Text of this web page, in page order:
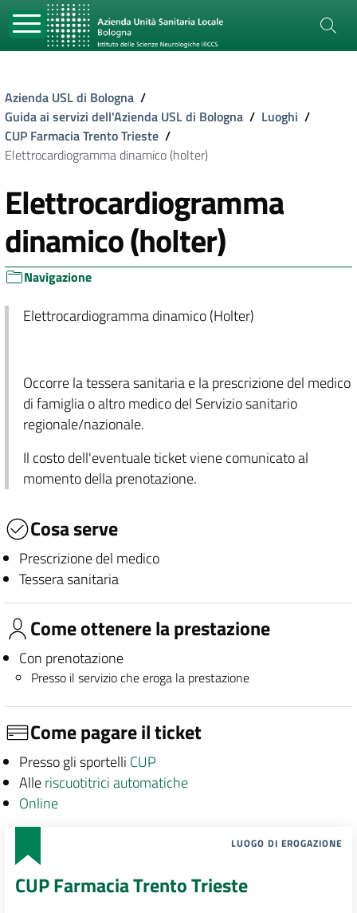
Azienda USL di Bologna /
Guida ai servizi dell'Azienda USL di Bologna / Luoghi /
CUP Farmacia Trento Trieste /
Elettrocardiogramma dinamico (holter)
Elettrocardiogramma
dinamico (holter)
Navigazione
Elettrocardiogramma dinamico (Holter)
Occorre la tessera sanitaria e la prescrizione del medico
di famiglia o altro medico del Servizio sanitario
regionale/nazionale.
Il costo dell'eventuale ticket viene comunicato al
momento della prenotazione.
Cosa serve
Prescrizione del medico
Tessera sanitaria
Come ottenere la prestazione
Con prenotazione
Presso il servizio che eroga la prestazione
Come pagare il ticket
Presso gli sportelli CUP
Alleriscuotitrici automatiche
Online
LUOGO DI EROGAZIONE
CUP Farmacia Trento Trieste